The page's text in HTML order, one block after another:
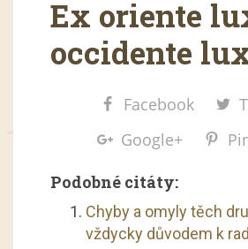
Ex oriente
occidente
Facebook
Google+
Podobné citáty:
Chyby a omyly těch
vždycky důvodem k